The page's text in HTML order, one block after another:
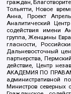
граждан,
Тольятти, Новое
Анна, Проект
Аналитический
содействия имени
группа, Женщины
гласности,
Дальневосточный
партнерства,
действие, Центр
АКАДЕМИЯ ПО ПРАВАМ
административной
Министров северных